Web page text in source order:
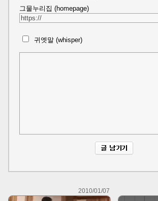
그물누리집 (homepage)
귀엣말 (whisper)
2010/01/07